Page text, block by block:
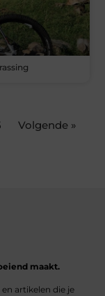
Volgende »
maakt.
artikelen die je